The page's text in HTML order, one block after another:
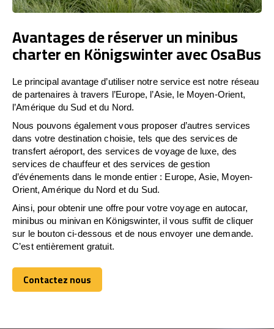
Avantages de réserver un minibus
charter en Königswinter avec OsaBus
Le principal avantage d’utiliser notre service est notre réseau
de partenaires à travers l’Europe, l’Asie, le Moyen-Orient,
l’Amérique du Sud et du Nord.
Nous pouvons également vous proposer d’autres services
dans votre destination choisie, tels que des services de
transfert aéroport, des services de voyage de luxe, des
services de chauffeur et des services de gestion
d’événements dans le monde entier : Europe, Asie, Moyen-
Orient, Amérique du Nord et du Sud.
Ainsi, pour obtenir une offre pour votre voyage en autocar,
minibus ou minivan en Königswinter, il vous suffit de cliquer
sur le bouton ci-dessous et de nous envoyer une demande.
C’est entièrement gratuit.
Contactez nous
Contactez nous